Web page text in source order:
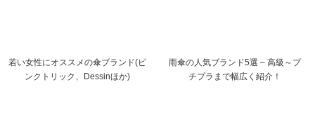
若い女性にオススメの傘ブランド(ピ
ンクトリック、Dessinほか)
雨傘の人気ブランド5選 – 高級～プ
チプラまで幅広く紹介！